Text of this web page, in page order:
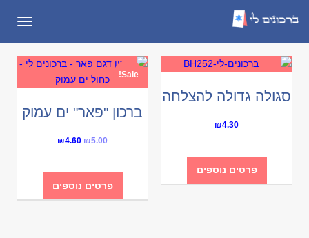
סגולה גדולה להצלחה
₪4.30
פרטים נוספים
Sale!
ברכון "פאר" ים עמוק
₪5.00
Original
was:
₪5.00.
₪4.60
is:
₪4.60.פרטים נוספים